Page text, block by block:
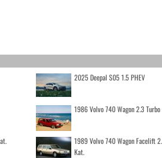
2025 Deepal S05 1.5 PHEV
1986 Volvo 740 Wagon 2.3
1989 Volvo 740 Wagon Facelift
Kat.